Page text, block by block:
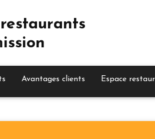
Avantages clients Espace